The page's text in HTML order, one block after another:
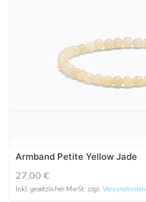
Armband Petite Yellow Jade
27,00 €
Inkl. gesetzlicher MwSt. zzgl. Versandkosten